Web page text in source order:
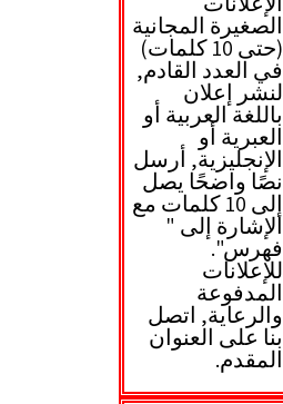
الصغيرة المجانية
(حتى 10 كلمات)
في العدد القادم,
لنشر إعلان
باللغة العربية أو
العبرية أو
الإنجليزية, أرسل
نصًا واضحًا يصل
إلى 10 كلمات مع
الإشارة إلى "
فهرس".
للإعلانات
المدفوعة
والرعاية, اتصل
بنا على العنوان
المقدم.